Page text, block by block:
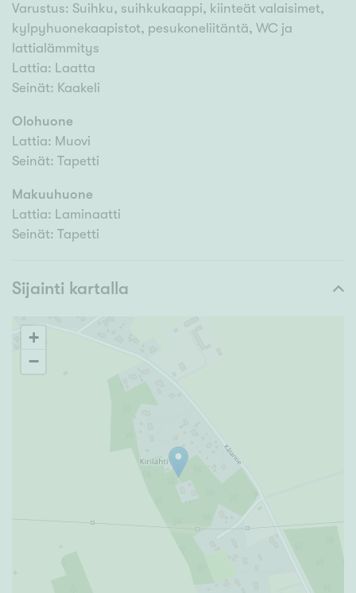
Varustus: Suihku, suihkukaappi, kiinteät valaisimet,
kylpyhuonekaapistot, pesukoneliitäntä, WC ja
lattialämmitys
Lattia: Laatta
Seinät: Kaakeli
Olohuone
Lattia: Muovi
Seinät: Tapetti
Makuuhuone
Lattia: Laminaatti
Seinät: Tapetti
Sijainti kartalla
+
−